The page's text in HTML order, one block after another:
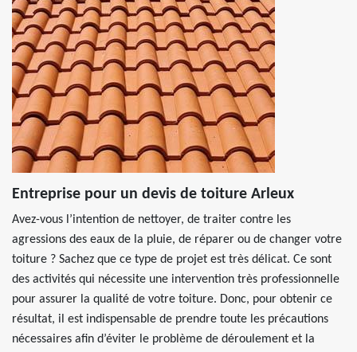
Entreprise pour un devis de toiture Arleux
Avez-vous l’intention de nettoyer, de traiter contre les
agressions des eaux de la pluie, de réparer ou de changer votre
toiture ? Sachez que ce type de projet est très délicat. Ce sont
des activités qui nécessite une intervention très professionnelle
pour assurer la qualité de votre toiture. Donc, pour obtenir ce
résultat, il est indispensable de prendre toute les précautions
nécessaires afin d’éviter le problème de déroulement et la